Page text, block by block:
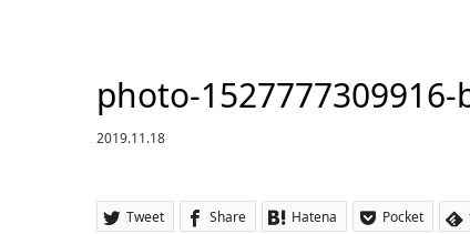
photo-1527777309916-
2019.11.18
Tweet Share Hatena Pocket